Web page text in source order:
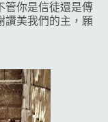
管你是信徒還是傳
讚美我們的主，願